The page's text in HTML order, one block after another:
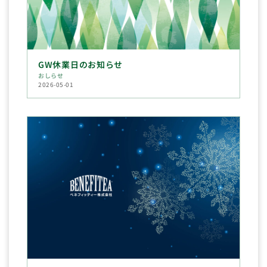
GW休業日のお知らせ
おしらせ
2026-05-01